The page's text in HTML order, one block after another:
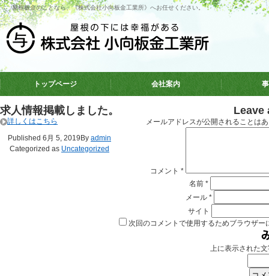
屋根板金のことなら、《株式会社小向板金工業所》へお任せください。
トップページ 会社案内
求人情報掲載しました。
詳しくはこちら
Published 6月 5, 2019 By admin
Categorized as Uncategorized
Leave
メールアドレスが公開されることは
コメント *
名前 *
メール *
サイト
次回のコメントで使用するためブラウザ
上に表示された